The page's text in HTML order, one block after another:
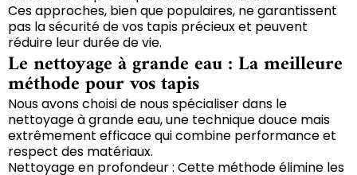
Ces approches, bien que populaires, ne garantissent
pas la sécurité de vos tapis précieux et peuvent
réduire leur durée de vie.
Le nettoyage à grande eau : La meilleure
méthode pour vos tapis
Nous avons choisi de nous spécialiser dans le
nettoyage à grande eau, une technique douce mais
extrêmement efficace qui combine performance et
respect des matériaux.
Nettoyage en profondeur : Cette méthode élimine les